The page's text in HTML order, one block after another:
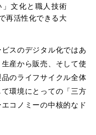
文化と職人技術
再活性化できる大
スのデジタル化ではあ
産から販売、そして使
のライフサイクル全体
環境にとっての「三方
コノミーの中核的なド